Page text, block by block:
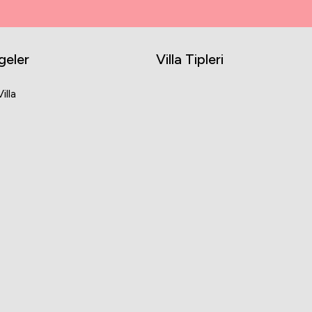
Villa Tipleri